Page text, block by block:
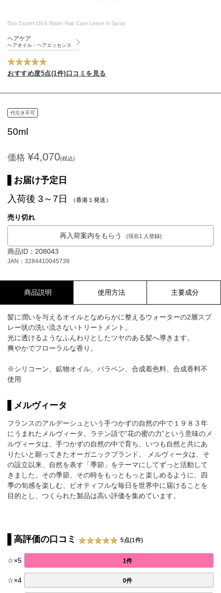
Duo Expert Oil & Water Hair Care Leave In Spray
ヘアケア
ヘアオイル・ヘアエッセンス
おすすめ度5点(1件)口コミを見る
代引き不可
50ml
価格 ¥4,070(税込)
お届け予定日
入荷後 3～7日 （香港１発送）
売り切れ
再入荷案内をもらう (現在1 人登録)
商品ID：208043
JAN：3284410045739
商品説明 使用方法 主要成分
髪に潤いを与えるオイルとなめらかに整えるウォーターの2層スプ
レー状の洗い流さないトリートメント。
光に透けるようなふんわりとしたツヤのある髪へ導きます。
爽やかでフローラルな香り。
※シリコーン、鉱物オイル、パラベン、合成着色料、合成香料不
使用
メルヴィータ
フランスのアルデーシュという手つかずの自然の中で１９８３年
にうまれたメルヴィータ。ラテン語で”花の蜜の力”という意味のメ
ルヴィータは、手つかずの自然の中で育ち、いつも自然と共にあ
りたいと願ってきたオーガニックブランド。 メルヴィータは、そ
の設立以来、自然を表す「季節」をテーマにしてずっと活動して
きました。その季節、その時をもっともっと楽しめるように、四
季の旬感を楽しむ、ビオティフルな毎日を世界中に届けることを
目的とし、つくられた製品は高い評価を集めています。
高評価の口コミ 5点(1件)
☆×5 1件
☆×4 0件